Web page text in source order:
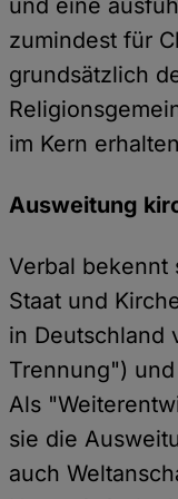
und eine
zumindest für
grundsätzlich
im Kern
Ausweitung
Verbal bekennt
Staat und
in Deutschland
Trennung")
Als
sie die
auch